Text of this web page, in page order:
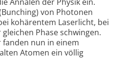
von Photonen
kohärentem Laserlicht, bei
Phase schwingen.
fanden nun in einem
Atomen ein völlig